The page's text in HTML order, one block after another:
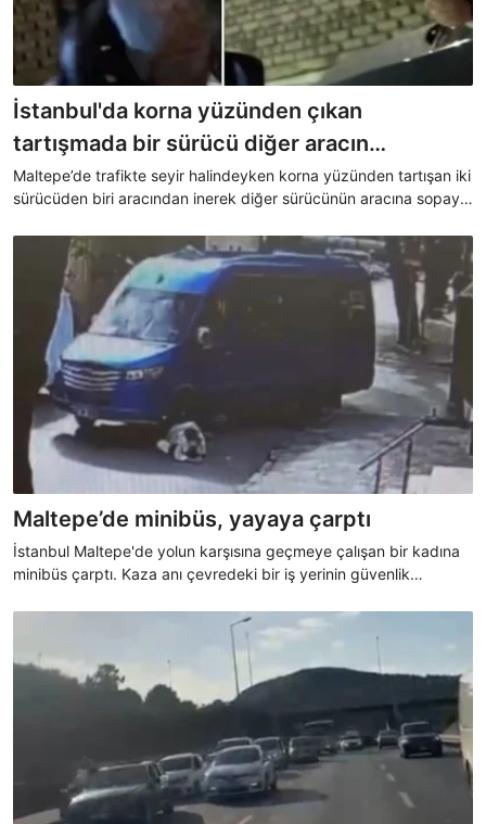
İstanbul'da korna yüzünden çıkan
tartışmada bir sürücü diğer aracın
camlarına sopayla saldırdı
Maltepe’de trafikte seyir halindeyken korna yüzünden tartışan iki
sürücüden biri aracından inerek diğer sürücünün aracına sopayla
Maltepe’de minibüs, yayaya çarptı
İstanbul Maltepe'de yolun karşısına geçmeye çalışan bir kadına
minibüs çarptı. Kaza anı çevredeki bir iş yerinin güvenlik